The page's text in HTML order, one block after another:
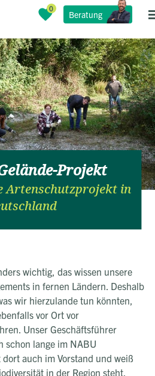
Beratung
Projekt
Artenschutzprojekt in
wichtig, das wissen unsere
in fernen Ländern. Deshalb
wir hierzulande tun könnten,
vor Ort vor
Unser Geschäftsführer
schon lange im NABU
auch im Vorstand und weiß
in der Region steht.